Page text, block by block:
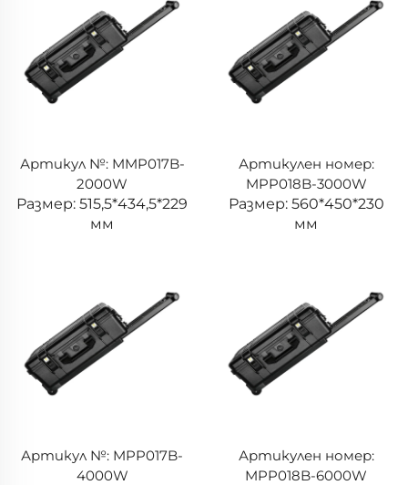
Артикул №: MMP017B-
2000W
Размер: 515,5*434,5*229
мм
Артикулен номер:
MPP018B-3000W
Размер: 560*450*230
мм
Артикул №: MPP017B-
4000W
Артикулен номер:
MPP018B-6000W